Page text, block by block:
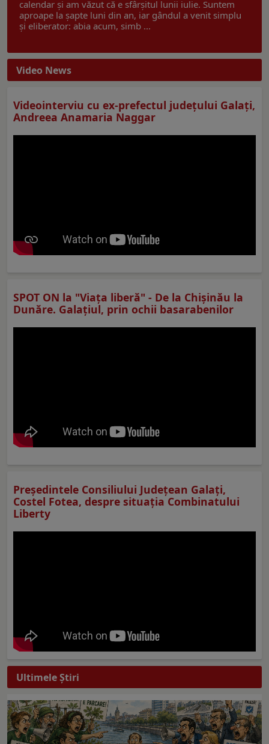
calendar și am văzut că e sfârșitul lunii iulie. Suntem
aproape la șapte luni din an, iar gândul a venit simplu
și eliberator: abia acum, simb ...
Video News
Videointerviu cu ex-prefectul judeţului Galaţi,
Andreea Anamaria Naggar
SPOT ON la "Viaţa liberă" - De la Chișinău la
Dunăre. Galațiul, prin ochii basarabenilor
Preşedintele Consiliului Judeţean Galaţi,
Costel Fotea, despre situaţia Combinatului
Liberty
Ultimele Ştiri